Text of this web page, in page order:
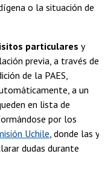
o la situación de
particulares y
previa, a través de
de la PAES,
a un
en lista de
por los
Uchile, donde las y
dudas durante